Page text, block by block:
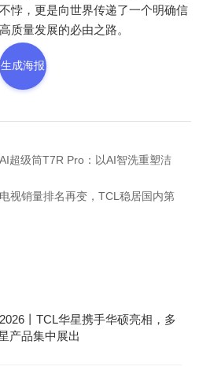
悖，更是向世界传递了一个明确信
质量发展的必由之路。
生成海报
超级筒T7R Pro：以AI智洗重塑洁
视销量排名再变，TCL稳居国内第
丨TCL华星携手华硕亮相，多
产品集中展出